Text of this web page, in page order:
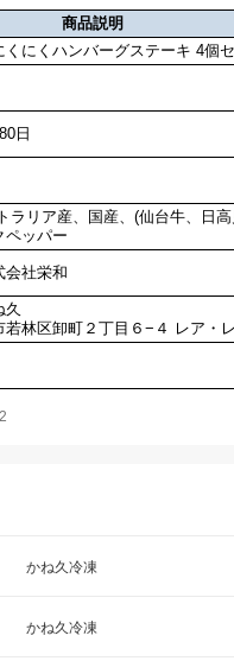
商品説明
くにくハンバーグステーキ 4個
日
ラリア産、国産、(仙台牛、日
ペッパー
社栄和
久
若林区卸町２丁目６−４ レア・
かね久冷凍
かね久冷凍